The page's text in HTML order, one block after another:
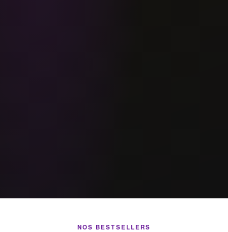
NOS BESTSELLERS